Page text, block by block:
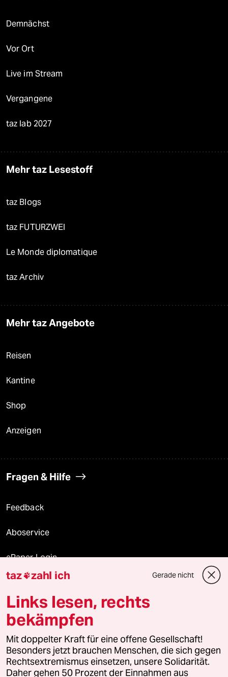
Demnächst
Vor Ort
Live im Stream
Vergangene
taz lab 2027
Mehr taz Lesestoff
taz Blogs
taz FUTURZWEI
Le Monde diplomatique
taz Archiv
Mehr taz Angebote
Reisen
Kantine
Shop
Anzeigen
Fragen & Hilfe
Feedback
Aboservice
ePaper Login
Downloads für Abonnierende
© 2026 taz Verlags und Vertriebs GmbH
Alle Rechte vorbehalten. Bei rechtlichen Fragen oder für Genehmigungen
wenden Sie sich bitte an lizenzen@taz.de
taz zahl ich Gerade nicht
Links lesen, rechts
bekämpfen
Mit doppelter Kraft für eine offene Gesellschaft!
Besonders jetzt brauchen Menschen, die sich gegen
Rechtsextremismus einsetzen, unsere Solidarität.
Daher gehen 50 Prozent der Einnahmen aus